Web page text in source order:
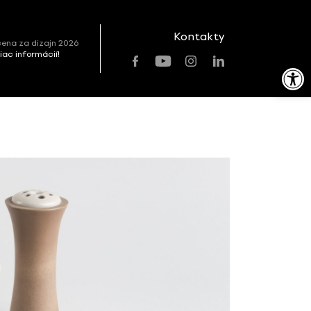
Open toolbar
za dizajn 2026
informácií!
Kontakty